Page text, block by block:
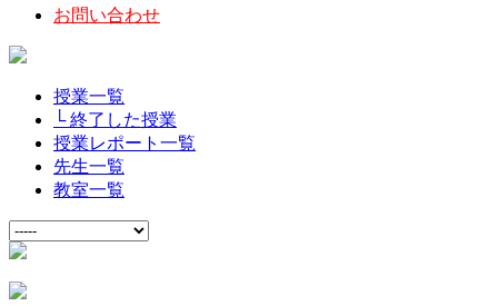
お問い合わせ
授業一覧
└ 終了した授業
授業レポート一覧
先生一覧
教室一覧